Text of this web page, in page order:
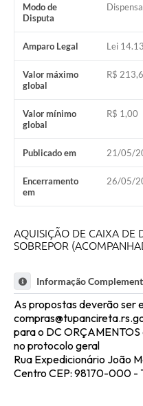
Modo de
Disputa
Amparo Legal Lei
Valor máximo
global
R$
Valor mínimo
global
R$ 1,00
Publicado em 21/05/
Encerramento
em
26/05/
AQUISIÇÃO DE CAIXA DE
SOBREPOR
Informação
As propostas deverão ser
para o DC
no protocolo geral
Rua Expedicionário João
Centro CEP: 98170-000 -